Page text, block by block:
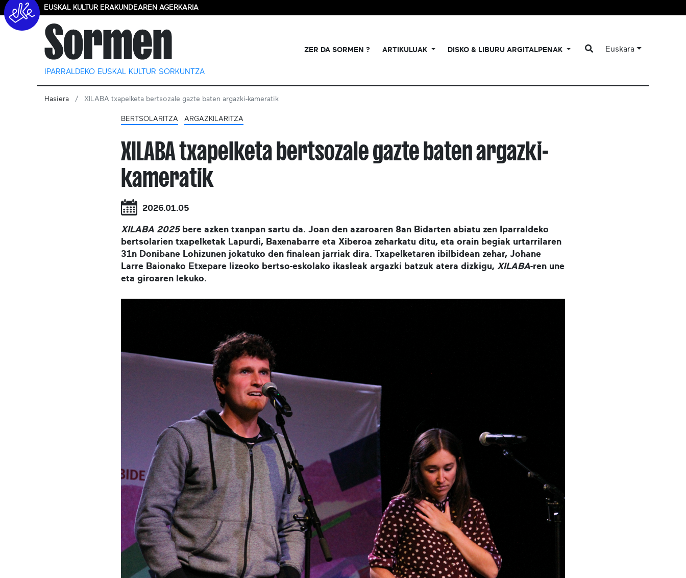
EUSKAL KULTUR ERAKUNDEAREN AGERKARIA
IPARRALDEKO EUSKAL KULTUR SORKUNTZA
ZER DA SORMEN ? ARTIKULUAK DISKO & LIBURU ARGITALPENAK Euskara
Hasiera XILABA txapelketa bertsozale gazte baten argazki-kameratik
BERTSOLARITZA ARGAZKILARITZA
XILABA txapelketa bertsozale gazte baten argazki-
kameratik
2026.01.05
XILABA 2025bere azken txanpan sartu da. Joan den azaroaren 8an Bidarten abiatu zen Iparraldeko
bertsolarien txapelketak Lapurdi, Baxenabarre eta Xiberoa zeharkatu ditu, eta orain begiak urtarrilaren
31n Donibane Lohizunen jokatuko den finalean jarriak dira. Txapelketaren ibilbidean zehar, Johane
Larre Baionako Etxepare lizeoko bertso-eskolako ikasleak argazki batzuk atera dizkigu, XILABA-ren une
eta giroaren lekuko.